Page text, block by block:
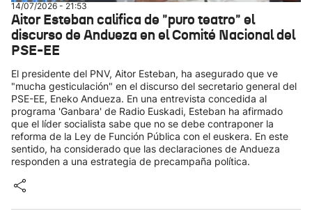
14/07/2026 - 21:53
Aitor Esteban califica de "puro teatro" el
discurso de Andueza en el Comité Nacional del
PSE-EE
El presidente del PNV, Aitor Esteban, ha asegurado que ve
"mucha gesticulación" en el discurso del secretario general del
PSE-EE, Eneko Andueza. En una entrevista concedida al
programa 'Ganbara' de Radio Euskadi, Esteban ha afirmado
que el líder socialista sabe que no se debe contraponer la
reforma de la Ley de Función Pública con el euskera. En este
sentido, ha considerado que las declaraciones de Andueza
responden a una estrategia de precampaña política.